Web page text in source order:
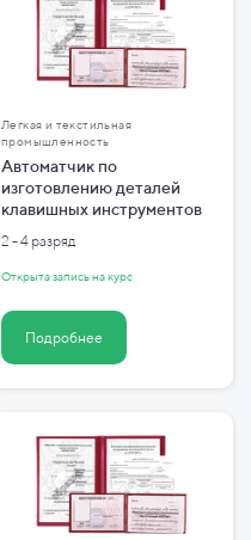
Легкая и текстильная
промышленность
Автоматчик по
изготовлению деталей
клавишных инструментов
2 - 4 разряд
Открыта запись на курс
Подробнее